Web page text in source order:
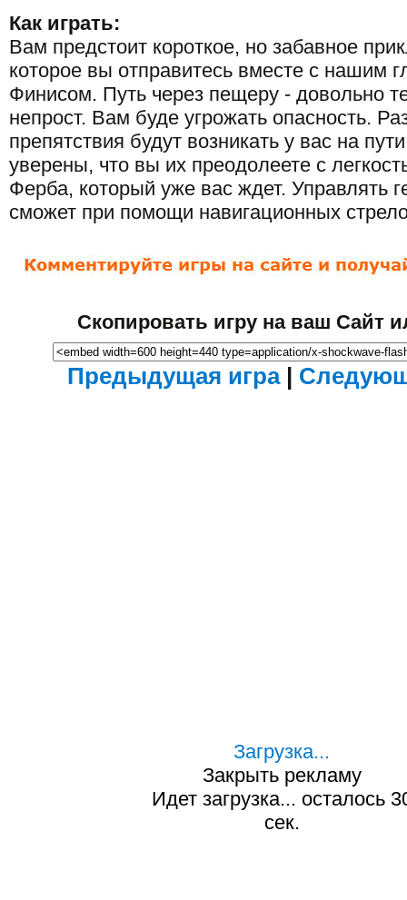
Как играть:
Вам предстоит короткое, но забавное
которое вы отправитесь вместе с нашим
Финисом. Путь через пещеру - довольно
непрост. Вам буде угрожать опасность.
препятствия будут возникать у вас на
уверены, что вы их преодолеете с
Ферба, который уже вас ждет. Управлять
сможет при помощи навигационных
Загрузка...
Закрыть рекламу
Идет загрузка... осталось
сек.
Скопировать игру на ваш Сайт
Предыдущая игра|